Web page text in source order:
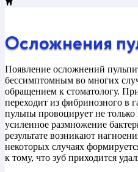
Осложнения
Появление осложнений
бессимптомным во многих
обращением к стоматологу.
переходит из фибринозного в
пульпы провоцирует не
усиленное размножение
результате возникают
некоторых случаях
к тому, что зуб приходится